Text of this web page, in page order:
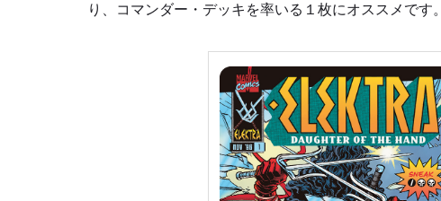
り、コマンダー・デッキを率いる１枚にオススメです。